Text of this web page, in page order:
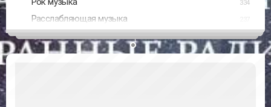
334
Расслабляющая музыка